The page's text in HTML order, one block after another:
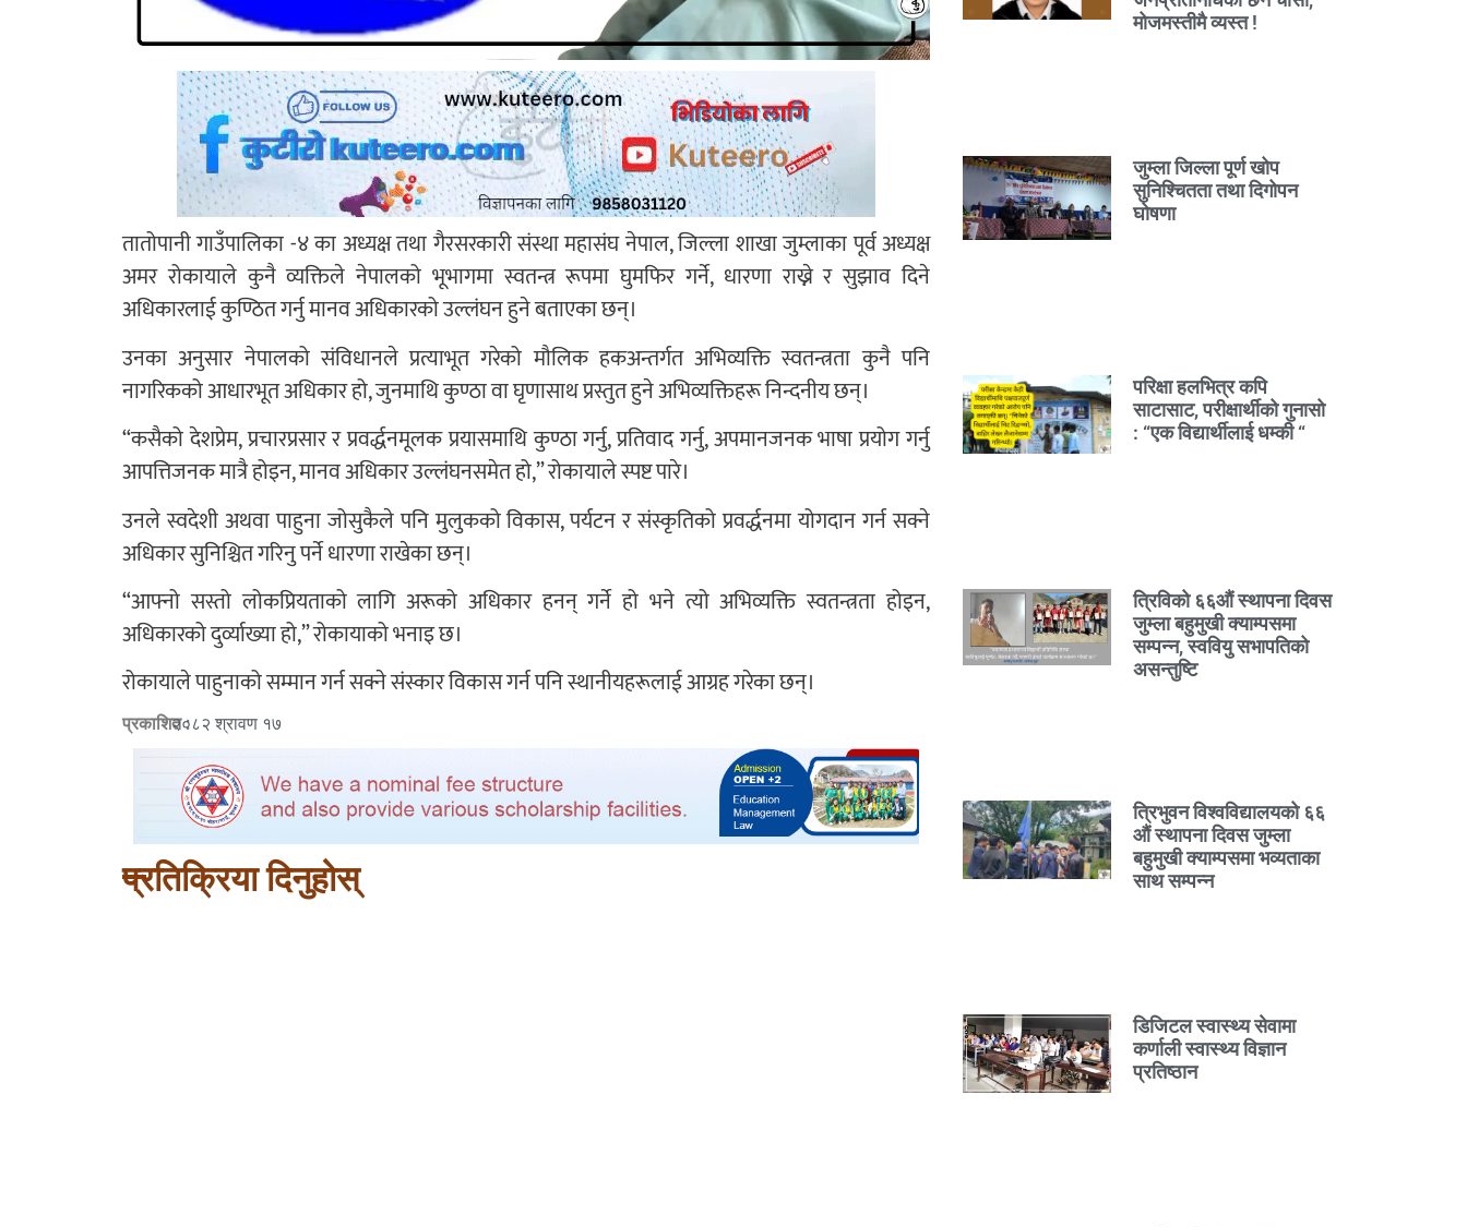
तातोपानी गाउँपालिका -४ का अध्यक्ष तथा गैरसरकारी संस्था महासंघ नेपाल, जिल्ला शाखा जुम्लाका पूर्व अध्यक्ष
अमर रोकायाले कुनै व्यक्तिले नेपालको भूभागमा स्वतन्त्र रूपमा घुमफिर गर्ने, धारणा राख्ने र सुझाव दिने
अधिकारलाई कुण्ठित गर्नु मानव अधिकारको उल्लंघन हुने बताएका छन्।
उनका अनुसार नेपालको संविधानले प्रत्याभूत गरेको मौलिक हकअन्तर्गत अभिव्यक्ति स्वतन्त्रता कुनै पनि
नागरिकको आधारभूत अधिकार हो, जुनमाथि कुण्ठा वा घृणासाथ प्रस्तुत हुने अभिव्यक्तिहरू निन्दनीय छन्।
“कसैको देशप्रेम, प्रचारप्रसार र प्रवर्द्धनमूलक प्रयासमाथि कुण्ठा गर्नु, प्रतिवाद गर्नु, अपमानजनक भाषा प्रयोग गर्नु
आपत्तिजनक मात्रै होइन, मानव अधिकार उल्लंघनसमेत हो,” रोकायाले स्पष्ट पारे।
उनले स्वदेशी अथवा पाहुना जोसुकैले पनि मुलुकको विकास, पर्यटन र संस्कृतिको प्रवर्द्धनमा योगदान गर्न सक्ने
अधिकार सुनिश्चित गरिनु पर्ने धारणा राखेका छन्।
“आफ्नो सस्तो लोकप्रियताको लागि अरूको अधिकार हनन् गर्ने हो भने त्यो अभिव्यक्ति स्वतन्त्रता होइन,
अधिकारको दुर्व्याख्या हो,” रोकायाको भनाइ छ।
रोकायाले पाहुनाको सम्मान गर्न सक्ने संस्कार विकास गर्न पनि स्थानीयहरूलाई आग्रह गरेका छन्।
प्रकाशित :२०८२ श्रावण १७
प्रतिक्रिया दिनुहोस्
मोजमस्तीमै व्यस्त !
जुम्ला जिल्ला पूर्ण खोप
सुनिश्चितता तथा दिगोपन
घोषणा
परिक्षा हलभित्र कपि
साटासाट, परीक्षार्थीको गुनासो
: “एक विद्यार्थीलाई धम्की “
त्रिविको ६६औं स्थापना दिवस
जुम्ला बहुमुखी क्याम्पसमा
सम्पन्न, स्ववियु सभापतिको
असन्तुष्टि
त्रिभुवन विश्वविद्यालयको ६६
औं स्थापना दिवस जुम्ला
बहुमुखी क्याम्पसमा भव्यताका
साथ सम्पन्न
डिजिटल स्वास्थ्य सेवामा
कर्णाली स्वास्थ्य विज्ञान
प्रतिष्ठान